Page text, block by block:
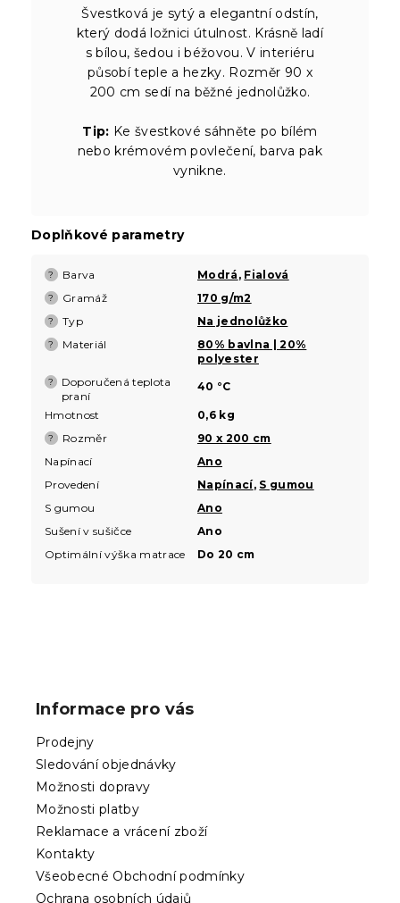
Švestková je sytý a elegantní odstín,
který dodá ložnici útulnost. Krásně ladí
s bílou, šedou i béžovou. V interiéru
působí teple a hezky. Rozměr 90 x
200 cm sedí na běžné jednolůžko.
Tip: Ke švestkové sáhněte po bílém
nebo krémovém povlečení, barva pak
vynikne.
Doplňkové parametry
? Barva Modrá , Fialová
? Gramáž 170 g/m2
? Typ Na jednolůžko
? Materiál
80% bavlna | 20%
polyester
?
Doporučená teplota
praní
40 °C
Hmotnost 0,6 kg
? Rozměr
90 x 200 cm
Napínací
Ano
Provedení
Napínací, S gumou
S gumou
Ano
Sušení v sušičce
Ano
Optimální výška matrace
Do 20 cm
Informace pro vás
Prodejny
Sledování objednávky
Možnosti dopravy
Možnosti platby
Reklamace a vrácení zboží
Kontakty
Všeobecné Obchodní podmínky
Ochrana osobních údajů